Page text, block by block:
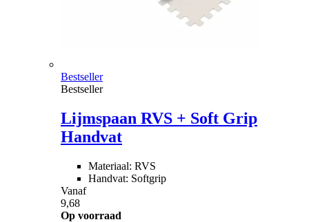
Bestseller
Bestseller
Lijmspaan RVS + Soft Grip
Handvat
Materiaal: RVS
Handvat: Softgrip
Vanaf
9,68
Op voorraad